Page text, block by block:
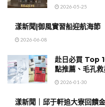
2026-05-25
漾新聞|御風實習船迎航海
2026-06-08
赴日必買 Top
點推薦、毛孔
2026-01-30
漾新聞｜邱于軒追大寮回饋